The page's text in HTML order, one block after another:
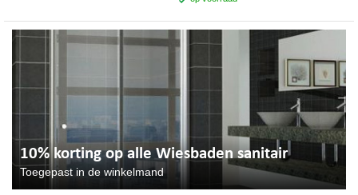
10% korting op alle Wiesbaden sanitair
Toegepast in de winkelmand